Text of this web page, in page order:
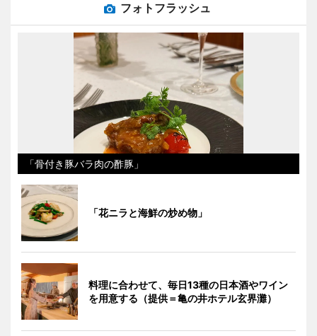
フォトフラッシュ
「骨付き豚バラ肉の酢豚」
「花ニラと海鮮の炒め物」
料理に合わせて、毎日13種の日本酒やワイン
を用意する（提供＝亀の井ホテル玄界灘）